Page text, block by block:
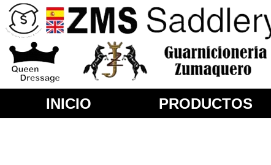
Tienda Oficial Zms
INICIO PRODUCTOS